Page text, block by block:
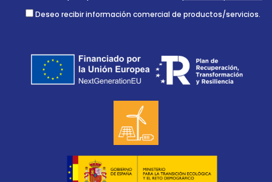
Deseo recibir información comercial de productos/servicios.